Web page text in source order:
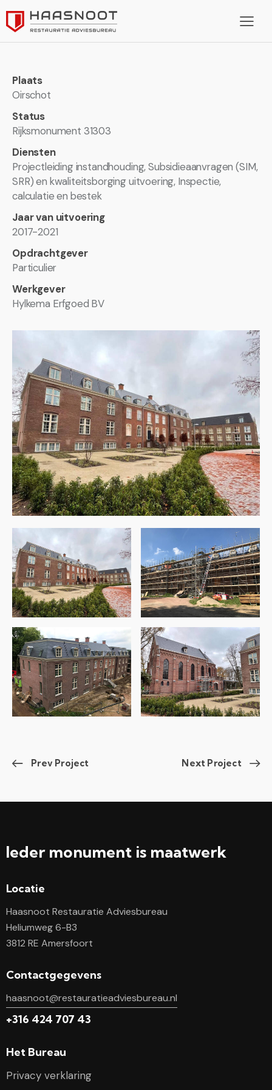
Plaats
Oirschot
Status
Rijksmonument 31303
Diensten
Projectleiding instandhouding, Subsidieaanvragen (SIM,
SRR) en kwaliteitsborging uitvoering, Inspectie,
calculatie en bestek
Jaar van uitvoering
2017-2021
Opdrachtgever
Particulier
Werkgever
Hylkema Erfgoed BV
Prev Project Next Project
Ieder monument is maatwerk
Locatie
Haasnoot Restauratie Adviesbureau
Heliumweg 6-B3
3812 RE Amersfoort
Contactgegevens
haasnoot@restauratieadviesbureau.nl
+316 424 707 43
Het Bureau
Privacy verklaring